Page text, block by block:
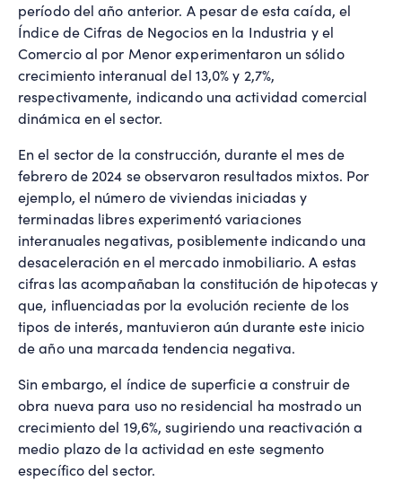
período del año anterior. A pesar de esta caída, el
Índice de Cifras de Negocios en la Industria y el
Comercio al por Menor experimentaron un sólido
crecimiento interanual del 13,0% y 2,7%,
respectivamente, indicando una actividad comercial
dinámica en el sector.
En el sector de la construcción, durante el mes de
febrero de 2024 se observaron resultados mixtos. Por
ejemplo, el número de viviendas iniciadas y
terminadas libres experimentó variaciones
interanuales negativas, posiblemente indicando una
desaceleración en el mercado inmobiliario. A estas
cifras las acompañaban la constitución de hipotecas y
que, influenciadas por la evolución reciente de los
tipos de interés, mantuvieron aún durante este inicio
de año una marcada tendencia negativa.
Sin embargo, el índice de superficie a construir de
obra nueva para uso no residencial ha mostrado un
crecimiento del 19,6%, sugiriendo una reactivación a
medio plazo de la actividad en este segmento
específico del sector.